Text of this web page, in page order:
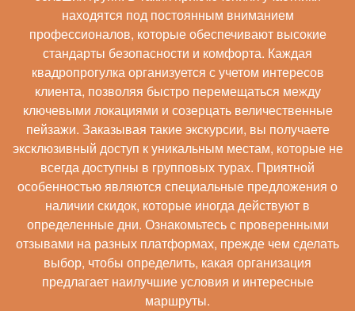
находятся под постоянным вниманием
профессионалов, которые обеспечивают высокие
стандарты безопасности и комфорта. Каждая
квадропрогулка организуется с учетом интересов
клиента, позволяя быстро перемещаться между
ключевыми локациями и созерцать величественные
пейзажи. Заказывая такие экскурсии, вы получаете
эксклюзивный доступ к уникальным местам, которые не
всегда доступны в групповых турах. Приятной
особенностью являются специальные предложения о
наличии скидок, которые иногда действуют в
определенные дни. Ознакомьтесь с проверенными
отзывами на разных платформах, прежде чем сделать
выбор, чтобы определить, какая организация
предлагает наилучшие условия и интересные
маршруты.